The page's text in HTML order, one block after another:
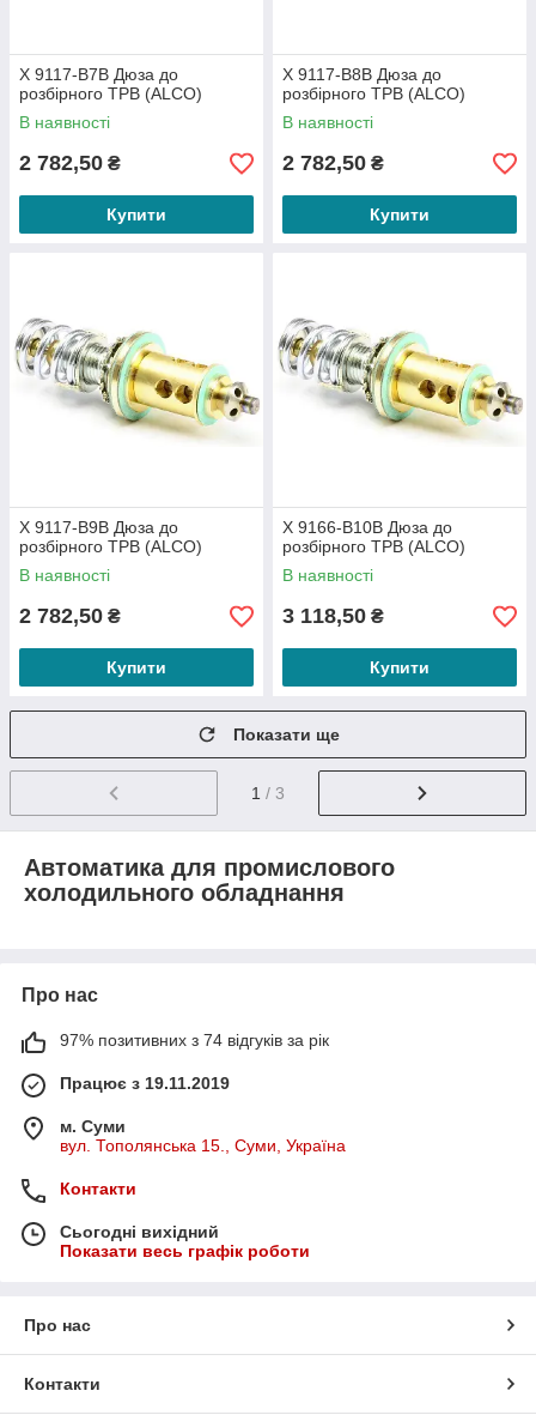
X 9117-B7B Дюза до
розбірного ТРВ (ALCO)
В наявності
2 782,50 ₴
Купити
X 9117-B8B Дюза до
розбірного ТРВ (ALCO)
В наявності
2 782,50 ₴
Купити
X 9117-B9B Дюза до
розбірного ТРВ (ALCO)
В наявності
2 782,50 ₴
Купити
X 9166-B10B Дюза до
розбірного ТРВ (ALCO)
В наявності
3 118,50 ₴
Купити
Показати ще
1 / 3
Автоматика для промислового
холодильного обладнання
Про нас
97% позитивних з 74 відгуків за рік
Працює з 19.11.2019
м. Суми
вул. Тополянська 15., Суми, Україна
Контакти
Сьогодні вихідний
Показати весь графік роботи
Про нас
Контакти